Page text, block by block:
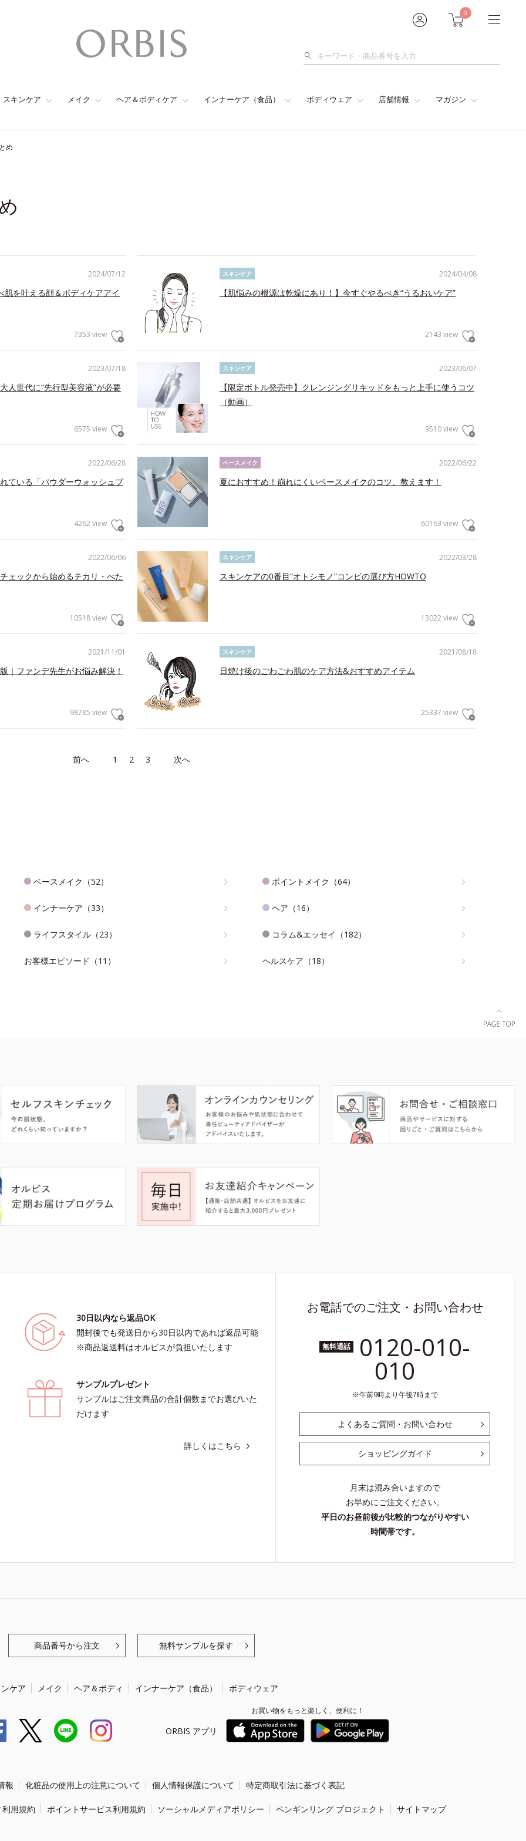
0
検
スキンケア メイク ヘア＆ボディケア インナーケア（食品） ボディウェア 店舗情報 マガジン
め
2024/07/12
を叶える顔＆ボディケアアイ
7353 view
2024/04/08
スキンケア
【肌悩みの根源は乾燥にあり！】今すぐやるべき“うるおいケア”
2143 view
2023/07/18
人世代に“先行型美容液”が必要
6575 view
2023/06/07
スキンケア
【限定ボトル発売中】クレンジングリキッドをもっと上手に使うコツ
（動画）
9510 view
2022/06/28
ている「パウダーウォッシュプ
4262 view
2022/06/22
ベースメイク
夏におすすめ！崩れにくいベースメイクのコツ、教えます！
60163 view
2022/06/06
ェックから始めるテカリ・べた
10518 view
2022/03/28
スキンケア
スキンケアの0番目“オトシモノ”コンビの選び方HOWTO
13022 view
2021/11/01
｜ファンデ先生がお悩み解決！
98785 view
2021/08/18
スキンケア
日焼け後のごわごわ肌のケア方法&おすすめアイテム
25337 view
前へ 1 2 3 次へ
ベースメイク（52） ポイントメイク（64）
インナーケア（33） ヘア（16）
ライフスタイル（23） コラム&エッセイ（182）
お客様エピソード（11） ヘルスケア（18）
30日以内なら返品OK
開封後でも発送日から30日以内であれば返品可能
※商品返送料はオルビスが負担いたします
サンプルプレゼント
サンプルはご注文商品の合計個数までお選びいた
だけます
詳しくはこちら
お電話でのご注文・お問い合わせ
無料通話 0120-010-
010
午前9時より午後7時まで
よくあるご質問・お問い合わせ
ショッピングガイド
月末は混み合いますので
お早めにご注文ください。
平日のお昼前後が比較的つながりやすい
時間帯です。
商品番号から注文 無料サンプルを探す
ケア メイク ヘア＆ボディ インナーケア（食品） ボディウェア
ORBIS アプリ
お買い物をもっと楽しく、便利に！
報 化粧品の使用上の注意について 個人情報保護について 特定商取引法に基づく表記
用規約 ポイントサービス利用規約 ソーシャルメディアポリシー ペンギンリング プロジェクト サイトマップ